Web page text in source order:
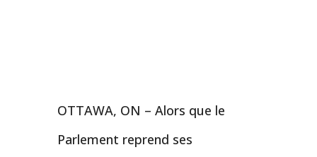
OTTAWA, ON – Alors que le
Parlement reprend ses